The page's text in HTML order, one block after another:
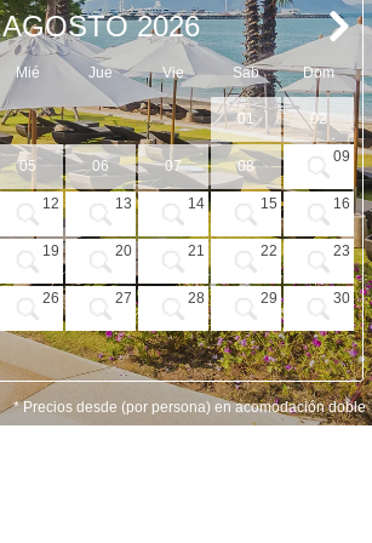
AGOSTO 2026
Mié Jue Vie Sab Dom
01 02
05 06 07 08
09
12 13 14 15 16
19 20 21 22 23
26 27 28 29 30
* Precios desde (por persona) en acomodación doble